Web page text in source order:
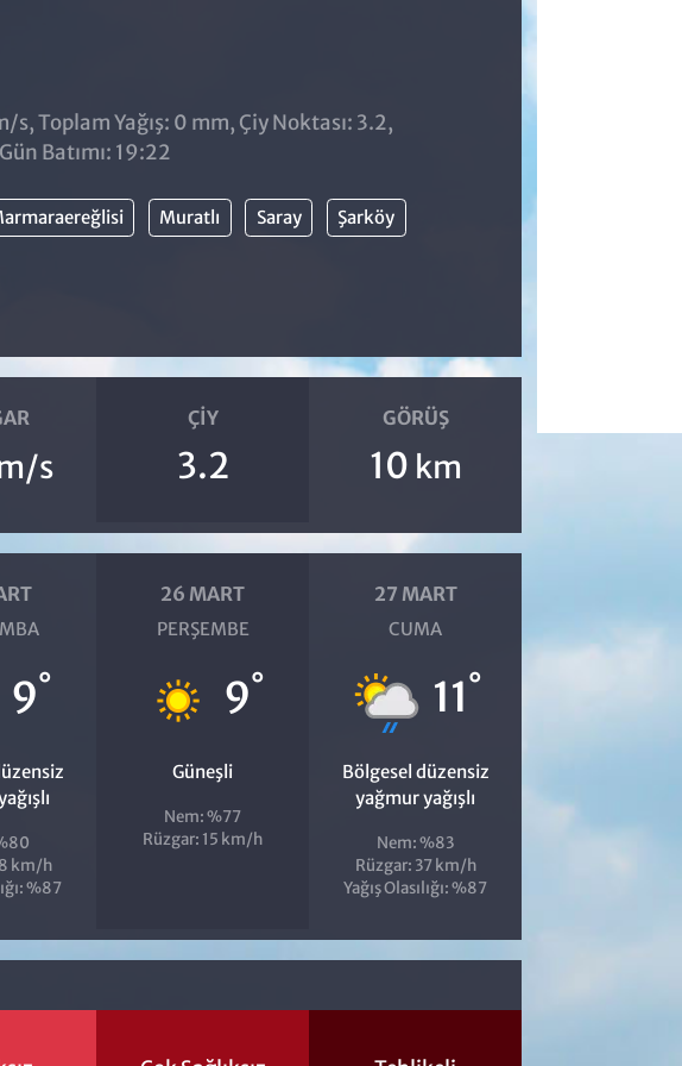
s, Toplam Yağış: 0 mm, Çiy Noktası: 3.2,
Batımı: 19:22
Muratlı Saray Şarköy
s
ÇIY
3.2
GÖRÜŞ
10 km
9°
km/h
%87
26 MART
PERŞEMBE
9°
Güneşli
Nem: %77
Rüzgar: 15 km/h
27 MART
CUMA
11°
Bölgesel düzensiz
yağmur yağışlı
Nem: %83
Rüzgar: 37 km/h
Yağış Olasılığı: %87